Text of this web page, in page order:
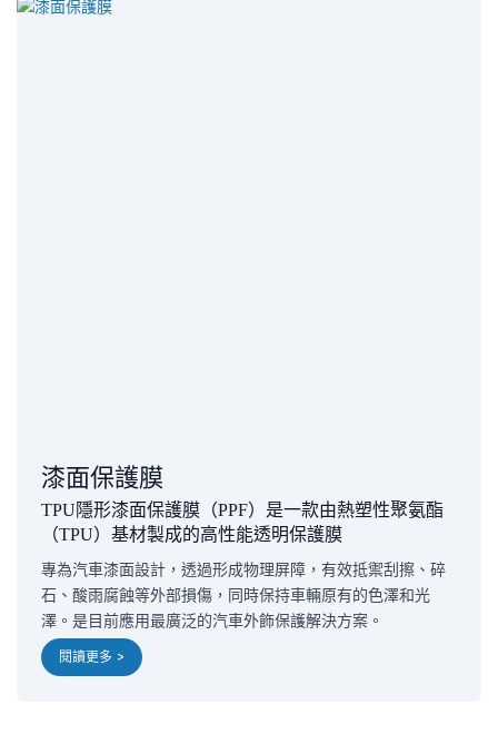
漆面保護膜
TPU隱形漆面保護膜（PPF）是一款由熱塑性聚氨酯
（TPU）基材製成的高性能透明保護膜
專為汽車漆面設計，透過形成物理屏障，有效抵禦刮擦、碎
石、酸雨腐蝕等外部損傷，同時保持車輛原有的色澤和光
澤。是目前應用最廣泛的汽車外飾保護解決方案。
閱讀更多 >